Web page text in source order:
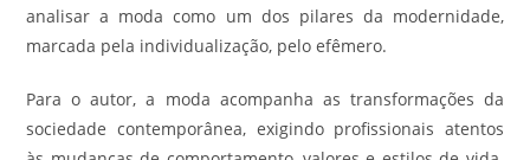
analisar a moda como um dos pilares da modernidade,
marcada pela individualização, pelo efêmero.
Para o autor, a moda acompanha as transformações da
sociedade contemporânea, exigindo profissionais atentos